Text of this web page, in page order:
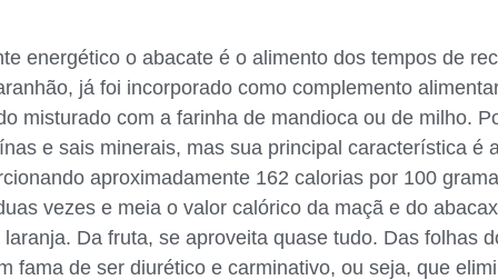
energético o abacate é o alimento dos tempos de
já foi incorporado como complemento
misturado com a farinha de mandioca ou de milho.
e sais minerais, mas sua principal característica é
aproximadamente 162 calorias por 100
vezes e meia o valor calórico da maçã e do
Da fruta, se aproveita quase tudo. Das folhas
fama de ser diurético e carminativo, ou seja, que